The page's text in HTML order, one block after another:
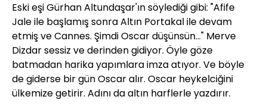
Eski eşi Gürhan Altundaşar'ın söylediği gibi: "Afife
Jale ile başlamış sonra Altın Portakal ile devam
etmiş ve Cannes. Şimdi Oscar düşünsün..." Merve
Dizdar sessiz ve derinden gidiyor. Öyle göze
batmadan harika yapımlara imza atıyor. Ve böyle
de giderse bir gün Oscar alır. Oscar heykelciğini
ülkemize getirir. Adını da altın harflerle yazdırır.